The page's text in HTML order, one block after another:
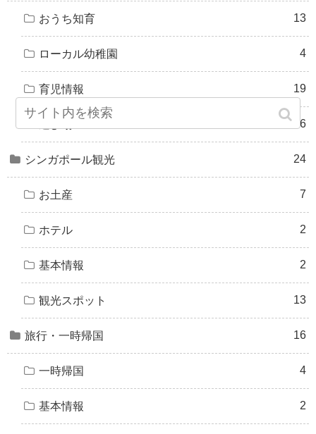
おうち知育 13
ローカル幼稚園 4
育児情報 19
26
シンガポール観光 24
お土産 7
ホテル 2
基本情報 2
観光スポット 13
旅行・一時帰国 16
一時帰国 4
基本情報 2